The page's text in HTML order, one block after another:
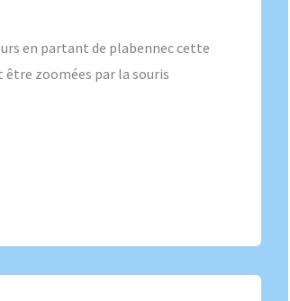
en partant de plabennec cette
zoomées par la souris